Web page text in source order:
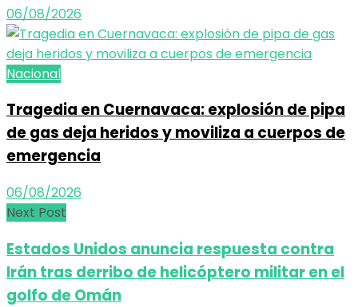
06/08/2026
Nacional
Tragedia en Cuernavaca: explosión de pipa
de gas deja heridos y moviliza a cuerpos de
emergencia
06/08/2026
Next Post
Estados Unidos anuncia respuesta contra
Irán tras derribo de helicóptero militar en el
golfo de Omán